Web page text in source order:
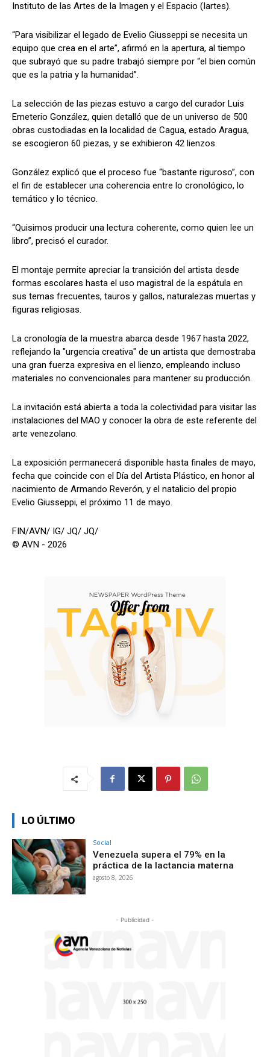
Instituto de las Artes de la Imagen y el Espacio (Iartes).
“Para visibilizar el legado de Evelio Giusseppi se necesita un
equipo que crea en el arte”, afirmó en la apertura, al tiempo
que subrayó que su padre trabajó siempre por “el bien común
que es la patria y la humanidad”.
La selección de las piezas estuvo a cargo del curador Luis
Emeterio González, quien detalló que de un universo de 500
obras custodiadas en la localidad de Cagua, estado Aragua,
se escogieron 60 piezas, y se exhibieron 42 lienzos.
González explicó que el proceso fue “bastante riguroso”, con
el fin de establecer una coherencia entre lo cronológico, lo
temático y lo técnico.
“Quisimos producir una lectura coherente, como quien lee un
libro”, precisó el curador.
El montaje permite apreciar la transición del artista desde
formas escolares hasta el uso magistral de la espátula en
sus temas frecuentes, tauros y gallos, naturalezas muertas y
figuras religiosas.
La cronología de la muestra abarca desde 1967 hasta 2022,
reflejando la "urgencia creativa" de un artista que demostraba
una gran fuerza expresiva en el lienzo, empleando incluso
materiales no convencionales para mantener su producción.
La invitación está abierta a toda la colectividad para visitar las
instalaciones del MAO y conocer la obra de este referente del
arte venezolano.
La exposición permanecerá disponible hasta finales de mayo,
fecha que coincide con el Día del Artista Plástico, en honor al
nacimiento de Armando Reverón, y el natalicio del propio
Evelio Giusseppi, el próximo 11 de mayo.
FIN/AVN/ IG/ JQ/ JQ/
© AVN - 2026
LO ÚLTIMO
Social
Venezuela supera el 79% en la
práctica de la lactancia materna
agosto 8, 2026
- Publicidad -